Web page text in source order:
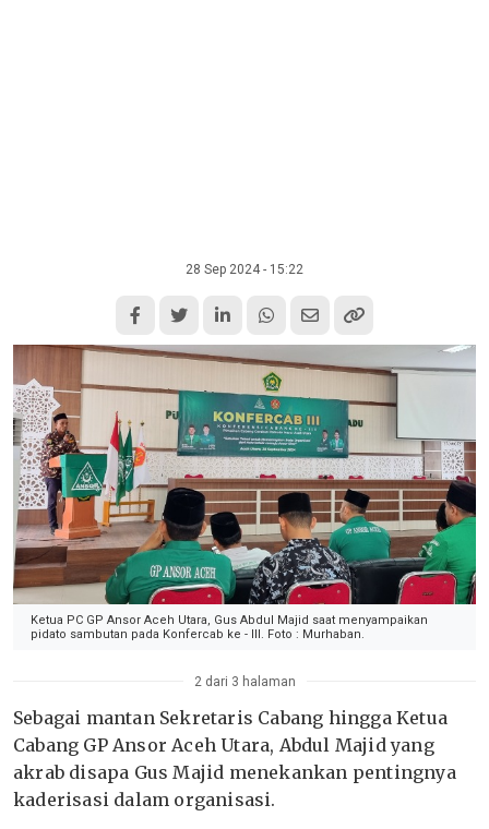
28 Sep 2024 - 15:22
Ketua PC GP Ansor Aceh Utara, Gus Abdul Majid saat menyampaikan
pidato sambutan pada Konfercab ke - III. Foto : Murhaban.
2 dari 3 halaman
Sebagai mantan Sekretaris Cabang hingga Ketua
Cabang GP Ansor Aceh Utara, Abdul Majid yang
akrab disapa Gus Majid menekankan pentingnya
kaderisasi dalam organisasi.